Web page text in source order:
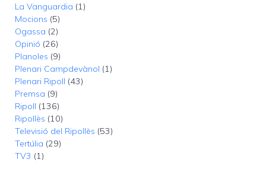
La Vanguardia (1)
Mocions (5)
Ogassa (2)
Opinió (26)
Planoles (9)
Plenari Campdevànol (1)
Plenari Ripoll (43)
Premsa (9)
Ripoll (136)
Ripollès (10)
Televisió del Ripollès (53)
Tertúlia (29)
TV3 (1)